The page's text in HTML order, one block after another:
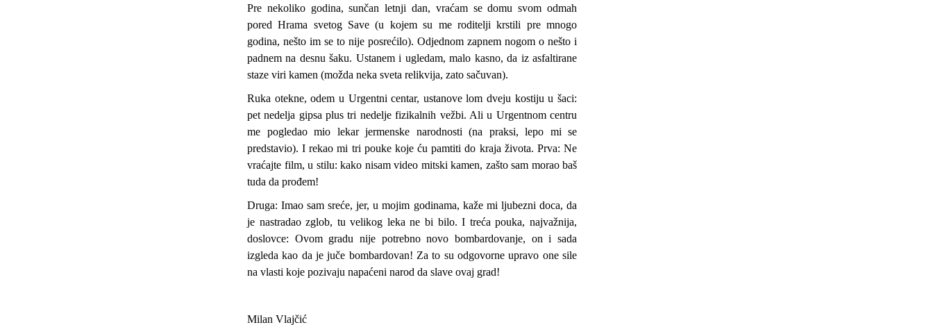
Pre nekoliko godina, sunčan letnji dan, vraćam se domu svom odmah
pored Hrama svetog Save (u kojem su me roditelji krstili pre mnogo
godina, nešto im se to nije posrećilo). Odjednom zapnem nogom o nešto i
padnem na desnu šaku. Ustanem i ugledam, malo kasno, da iz asfaltirane
staze viri kamen (možda neka sveta relikvija, zato sačuvan).
Ruka otekne, odem u Urgentni centar, ustanove lom dveju kostiju u šaci:
pet nedelja gipsa plus tri nedelje fizikalnih vežbi. Ali u Urgentnom centru
me pogledao mio lekar jermenske narodnosti (na praksi, lepo mi se
predstavio). I rekao mi tri pouke koje ću pamtiti do kraja života. Prva: Ne
vraćajte film, u stilu: kako nisam video mitski kamen, zašto sam morao baš
tuda da prođem!
Druga: Imao sam sreće, jer, u mojim godinama, kaže mi ljubezni doca, da
je nastradao zglob, tu velikog leka ne bi bilo. I treća pouka, najvažnija,
doslovce: Ovom gradu nije potrebno novo bombardovanje, on i sada
izgleda kao da je juče bombardovan! Za to su odgovorne upravo one sile
na vlasti koje pozivaju napaćeni narod da slave ovaj grad!
Milan Vlajčić